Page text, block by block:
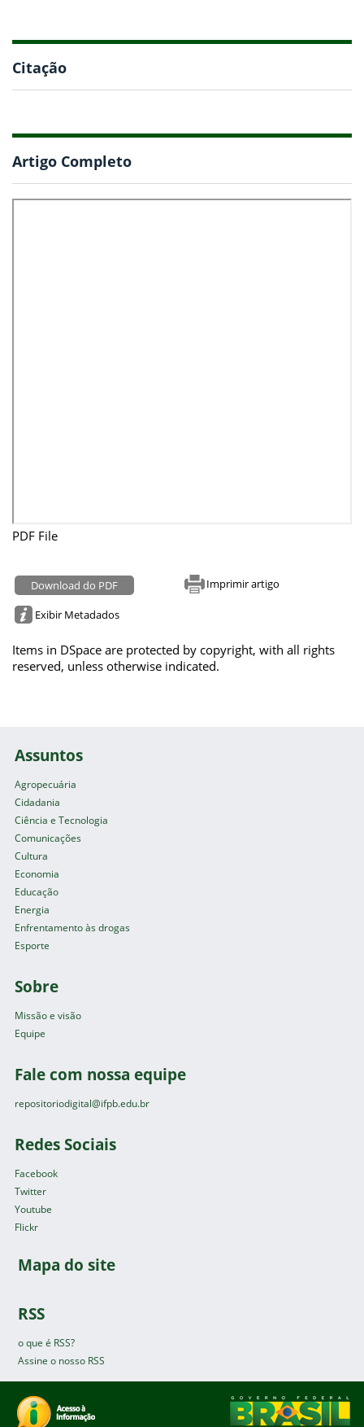
Citação
Artigo Completo
PDF File
Download do PDF Imprimir artigo
Exibir Metadados
Items in DSpace are protected by copyright, with all rights
reserved, unless otherwise indicated.
Assuntos
Agropecuária
Cidadania
Ciência e Tecnologia
Comunicações
Cultura
Economia
Educação
Energia
Enfrentamento às drogas
Esporte
Sobre
Missão e visão
Equipe
Fale com nossa equipe
repositoriodigital@ifpb.edu.br
Redes Sociais
Facebook
Twitter
Youtube
Flickr
Mapa do site
RSS
o que é RSS?
Assine o nosso RSS